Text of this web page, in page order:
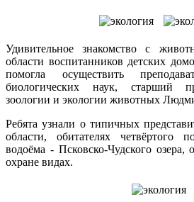
Удивительное знакомство с
области воспитанников детских
помогла осуществить
биологических наук, старший
зоологии и экологии животных
Ребята узнали о типичных
области, обитателях четвёртого
водоёма - Псковско-Чудского
охране видах.